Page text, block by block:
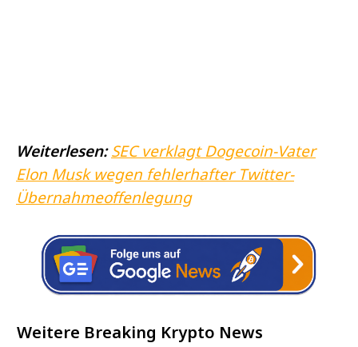
Weiterlesen:SEC verklagt Dogecoin-Vater
Elon Musk wegen fehlerhafter Twitter-
Übernahmeoffenlegung
Weitere Breaking Krypto News